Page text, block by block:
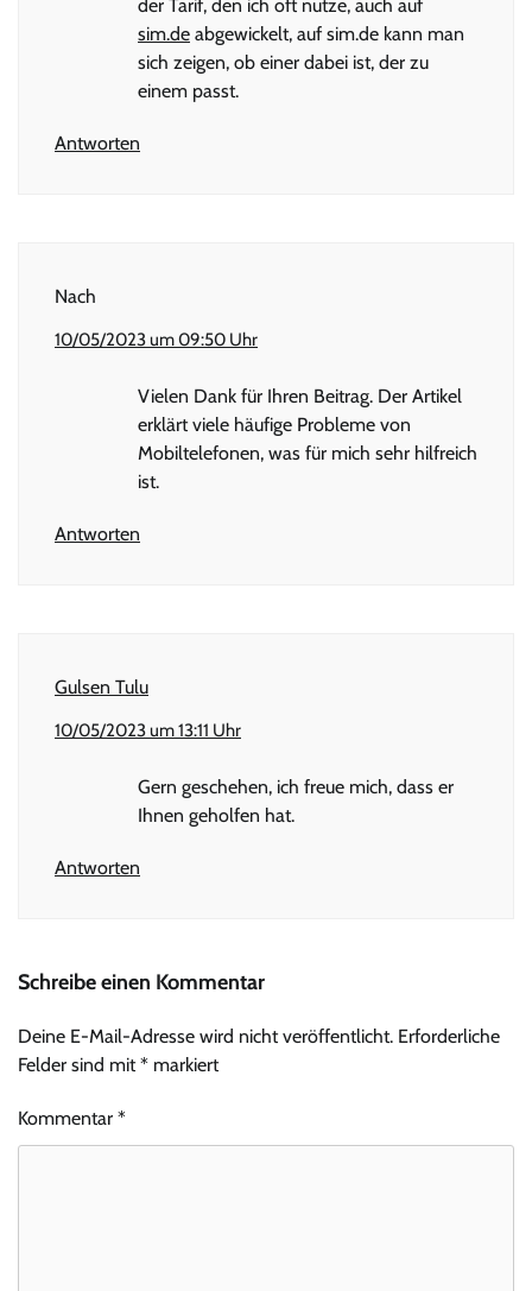
der Tarif, den ich oft nutze, auch auf
sim.de abgewickelt, auf sim.de kann man
sich zeigen, ob einer dabei ist, der zu
einem passt.
Antworten
Nach
10/05/2023 um 09:50 Uhr
Vielen Dank für Ihren Beitrag. Der Artikel
erklärt viele häufige Probleme von
Mobiltelefonen, was für mich sehr hilfreich
ist.
Antworten
Gulsen Tulu
10/05/2023 um 13:11 Uhr
Gern geschehen, ich freue mich, dass er
Ihnen geholfen hat.
Antworten
Schreibe einen Kommentar
Deine E-Mail-Adresse wird nicht veröffentlicht. Erforderliche
Felder sind mit* markiert
Kommentar *